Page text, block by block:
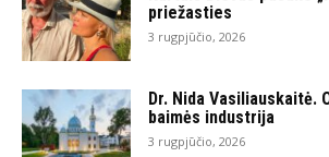
priežasties
3 rugpjūčio, 2026
Dr. Nida Vasiliauskaitė.
baimės industrija
3 rugpjūčio, 2026